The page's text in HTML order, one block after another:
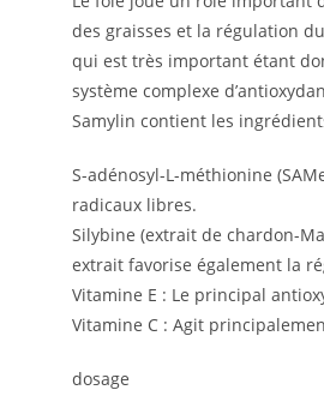
des graisses et la régulation
qui est très important étant
système complexe
Samylin contient les
S-adénosyl-L-méthionine
radicaux libres.
Silybine (extrait de chardon-
extrait favorise également la
Vitamine E : Le principal
Vitamine C : Agit
dosage